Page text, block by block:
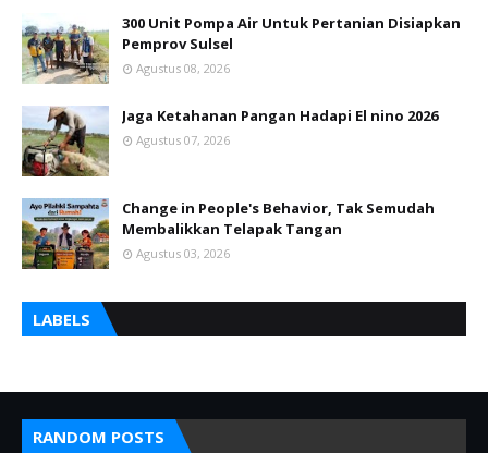
300 Unit Pompa Air Untuk Pertanian Disiapkan
Pemprov Sulsel
Agustus 08, 2026
Jaga Ketahanan Pangan Hadapi El nino 2026
Agustus 07, 2026
Change in People's Behavior, Tak Semudah
Membalikkan Telapak Tangan
Agustus 03, 2026
LABELS
RANDOM POSTS